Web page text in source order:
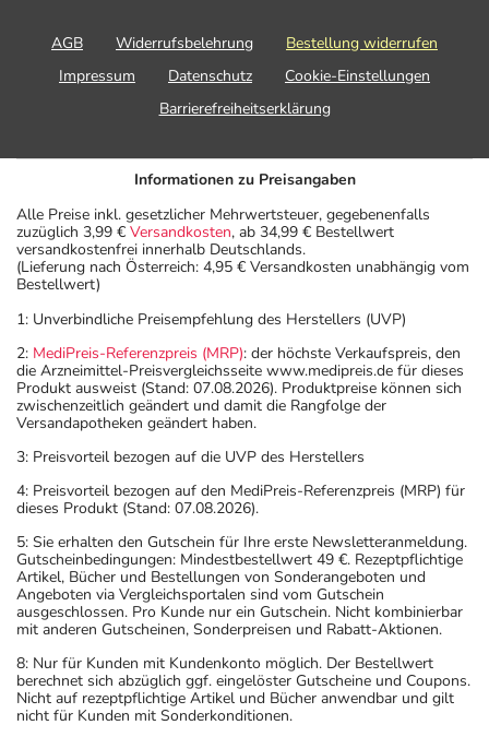
AGB Widerrufsbelehrung
Bestellung widerrufen
Impressum
Datenschutz
Cookie-Einstellungen
Barrierefreiheitserklärung
Informationen zu Preisangaben
Alle Preise inkl. gesetzlicher Mehrwertsteuer, gegebenenfalls
zuzüglich 3,99 € Versandkosten, ab 34,99 € Bestellwert
versandkostenfrei innerhalb Deutschlands.
(Lieferung nach Österreich: 4,95 € Versandkosten unabhängig vom
Bestellwert)
1: Unverbindliche Preisempfehlung des Herstellers (UVP)
2: MediPreis-Referenzpreis (MRP): der höchste Verkaufspreis, den
die Arzneimittel-Preisvergleichsseite www.medipreis.de für dieses
Produkt ausweist (Stand: 07.08.2026). Produktpreise können sich
zwischenzeitlich geändert und damit die Rangfolge der
Versandapotheken geändert haben.
3: Preisvorteil bezogen auf die UVP des Herstellers
4: Preisvorteil bezogen auf den MediPreis-Referenzpreis (MRP) für
dieses Produkt (Stand: 07.08.2026).
5: Sie erhalten den Gutschein für Ihre erste Newsletteranmeldung.
Gutscheinbedingungen: Mindestbestellwert 49 €. Rezeptpflichtige
Artikel, Bücher und Bestellungen von Sonderangeboten und
Angeboten via Vergleichsportalen sind vom Gutschein
ausgeschlossen. Pro Kunde nur ein Gutschein. Nicht kombinierbar
mit anderen Gutscheinen, Sonderpreisen und Rabatt-Aktionen.
8: Nur für Kunden mit Kundenkonto möglich. Der Bestellwert
berechnet sich abzüglich ggf. eingelöster Gutscheine und Coupons.
Nicht auf rezeptpflichtige Artikel und Bücher anwendbar und gilt
nicht für Kunden mit Sonderkonditionen.